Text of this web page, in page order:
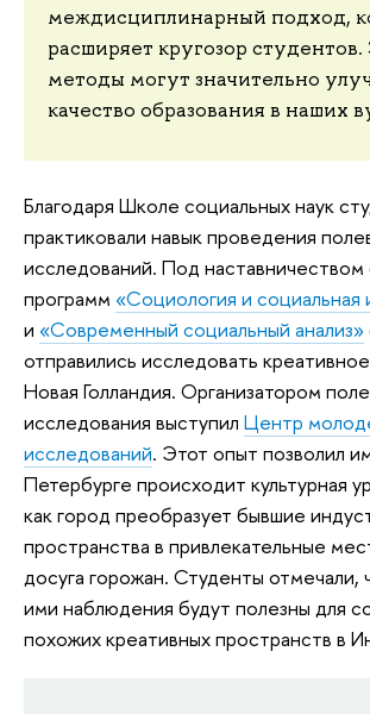
междисциплинарный подход,
расширяет кругозор
методы могут значительно
качество образования в наших
Благодаря Школе социальных наук
практиковали навык проведения
исследований. Под наставничеством
программ «Социология и
и «Современный социальный анализ»
отправились исследовать
Новая Голландия. Организатором
исследования выступил Центр
исследований. Этот опыт позволил
Петербурге происходит культурная
как город преобразует бывшие
пространства в привлекательные
досуга горожан. Студенты отмечали,
ими наблюдения будут полезны для
похожих креативных пространств в